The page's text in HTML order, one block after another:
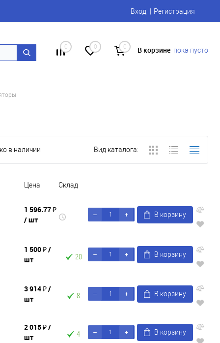
Вход Регистрация
0 0 0 В корзине пока пусто
в наличии Вид каталога:
Цена Склад
1 596.77 ₽
/ шт
В корзину
1 500 ₽/
шт
20 В корзину
3 914 ₽/
шт
8 В корзину
2 015 ₽/
шт
4 В корзину